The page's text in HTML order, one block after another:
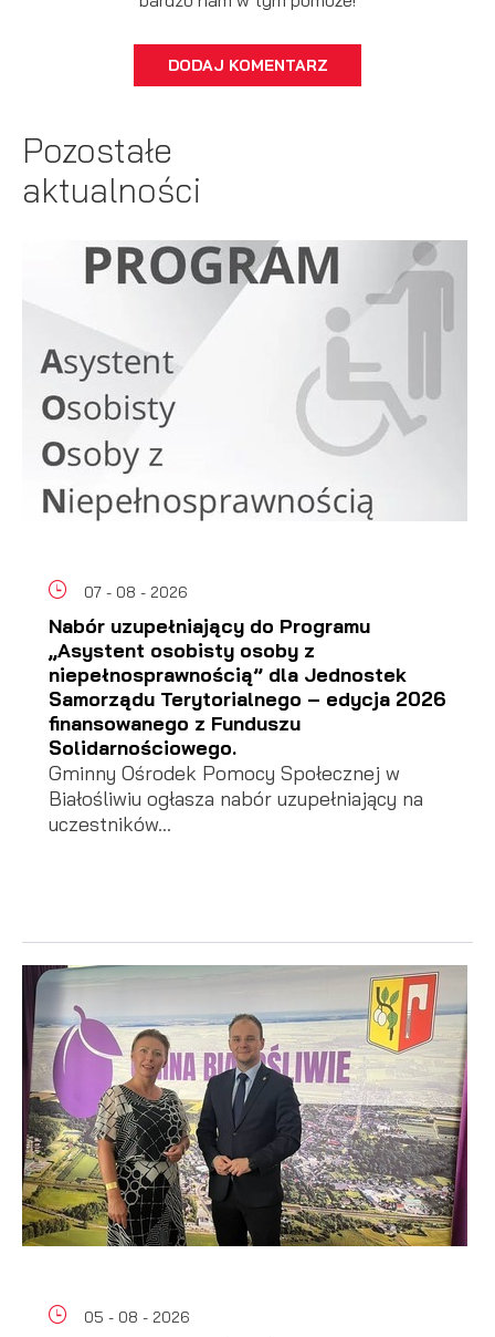
DODAJ KOMENTARZ
Pozostałe
aktualności
07 - 08 - 2026
Nabór uzupełniający do Programu
„Asystent osobisty osoby z
niepełnosprawnością” dla Jednostek
Samorządu Terytorialnego – edycja 2026
finansowanego z Funduszu
Solidarnościowego.
Gminny Ośrodek Pomocy Społecznej w
Białośliwiu ogłasza nabór uzupełniający na
uczestników...
05 - 08 - 2026